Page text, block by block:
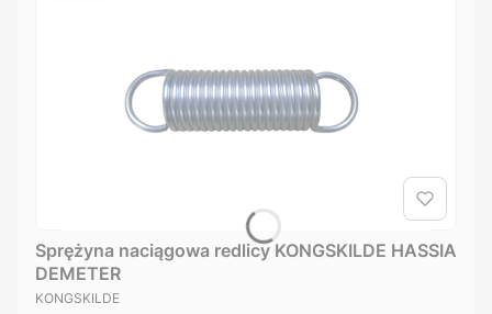
Sprężyna naciągowa redlicy KONGSKILDE HASSIA
DEMETER
PRODUCENT
KONGSKILDE